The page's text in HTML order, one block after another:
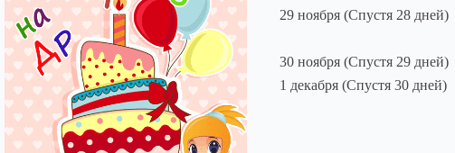
29 ноября (Спустя 28 дней)
30 ноября (Спустя 29 дней)
1 декабря (Спустя 30 дней)